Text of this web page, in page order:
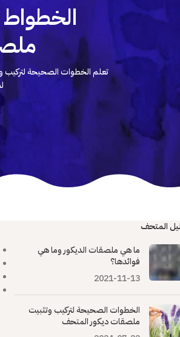
تعلم الخطوات الصحيحة لتركيب
المتحف
ما هي ملصقات الديكور وما هي
فوائدها؟
2021-11-13
الخطوات الصحيحة لتركيب وتثبيت
ملصقات ديكور المتحف